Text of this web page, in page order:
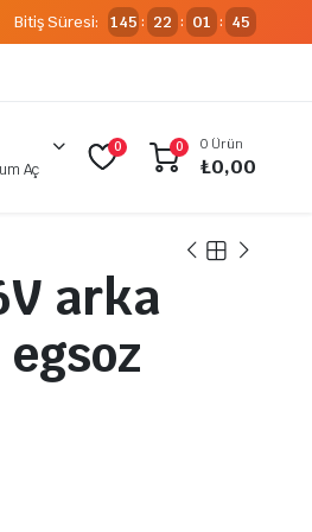
Bitiş Süresi: 145 : 22 : 01 : 44
Aç
0 0 0 Ürün
₺0,00
arka